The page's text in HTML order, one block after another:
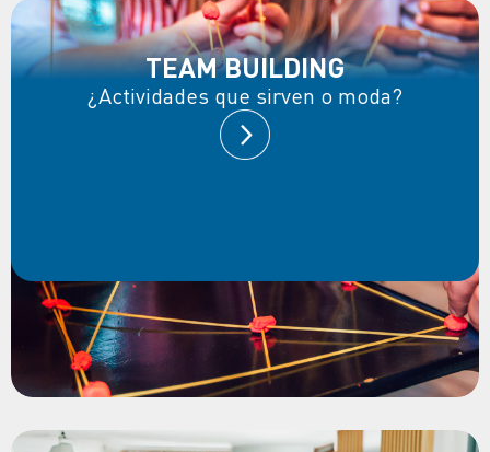
TEAM BUILDING
¿Actividades que sirven o moda?